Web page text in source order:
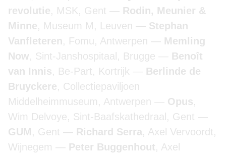
revolutie, MSK, Gent
Rodin, Meunier &
Minne, Museum M, Leuven
Stephan
Vanfleteren, Fomu, Antwerpen
Memling
Now, Sint-Janshospitaal, Brugge
Benoît
van Innis, Be-Part, Kortrijk
Berlinde de
Bruyckere, Collectiepaviljoen
Middelheimmuseum, Antwerpen
Opus,
Wim Delvoye, Sint-Baafskathedraal, Gent
GUM, Gent Richard Serra, Axel Vervoordt,
Wijnegem
Peter Buggenhout, Axel